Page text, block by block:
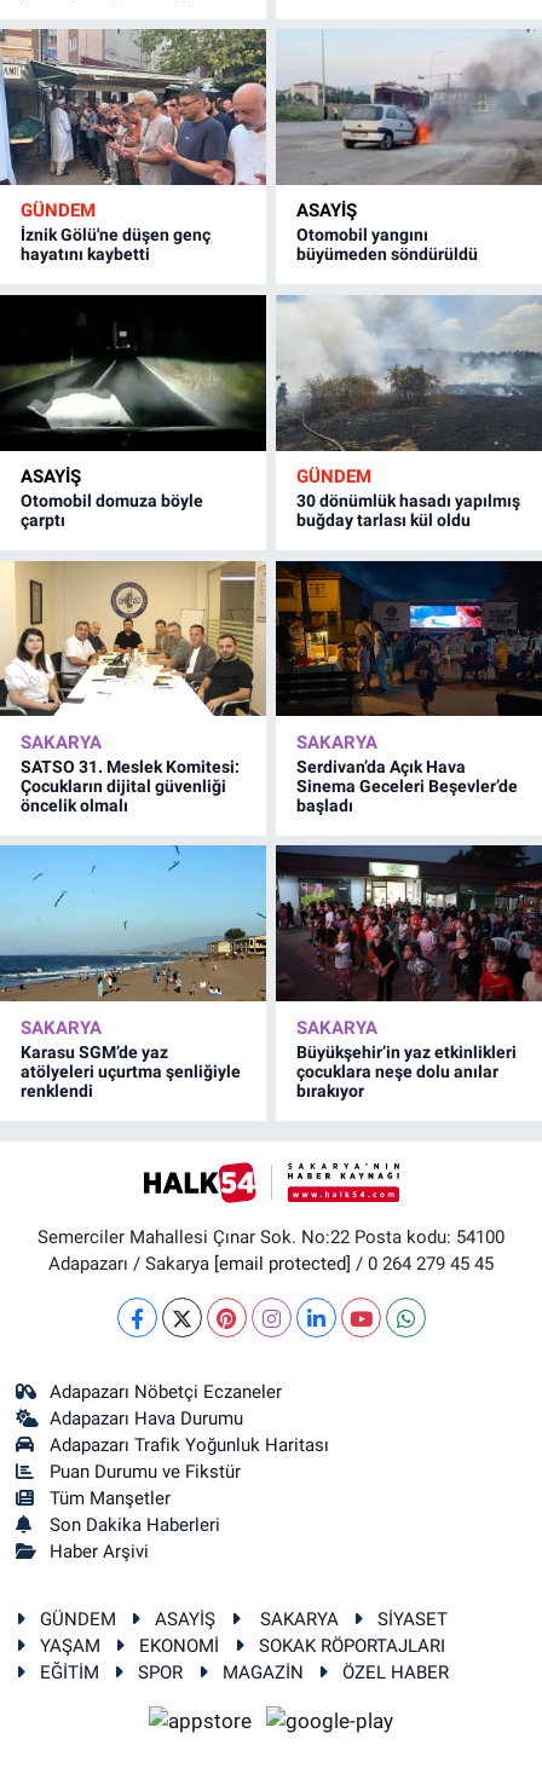
GÜNDEM
İznik Gölü'ne düşen genç
hayatını kaybetti
ASAYİŞ
Otomobil yangını
büyümeden söndürüldü
ASAYİŞ
Otomobil domuza böyle
çarptı
GÜNDEM
30 dönümlük hasadı yapılmış
buğday tarlası kül oldu
SAKARYA
SATSO 31. Meslek Komitesi:
Çocukların dijital güvenliği
öncelik olmalı
SAKARYA
Serdivan’da Açık Hava
Sinema Geceleri Beşevler’de
başladı
SAKARYA
Karasu SGM’de yaz
atölyeleri uçurtma şenliğiyle
renklendi
SAKARYA
Büyükşehir’in yaz etkinlikleri
çocuklara neşe dolu anılar
bırakıyor
Semerciler Mahallesi Çınar Sok. No:22 Posta kodu: 54100
Adapazarı / Sakarya [email protected] / 0 264 279 45 45
Adapazarı Nöbetçi Eczaneler
Adapazarı Hava Durumu
Adapazarı Trafik Yoğunluk Haritası
Puan Durumu ve Fikstür
Tüm Manşetler
Son Dakika Haberleri
Haber Arşivi
GÜNDEM ASAYİŞ SAKARYA
SİYASET
YAŞAM
EKONOMİ
SOKAK RÖPORTAJLARI
EĞİTİM
SPOR MAGAZİN ÖZEL HABER